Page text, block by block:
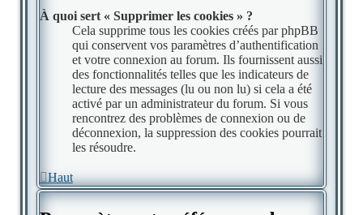
À quoi sert « Supprimer les cookies » ?
Cela supprime tous les cookies créés par phpBB
qui conservent vos paramètres d’authentification
et votre connexion au forum. Ils fournissent aussi
des fonctionnalités telles que les indicateurs de
lecture des messages (lu ou non lu) si cela a été
activé par un administrateur du forum. Si vous
rencontrez des problèmes de connexion ou de
déconnexion, la suppression des cookies pourrait
les résoudre.
Haut